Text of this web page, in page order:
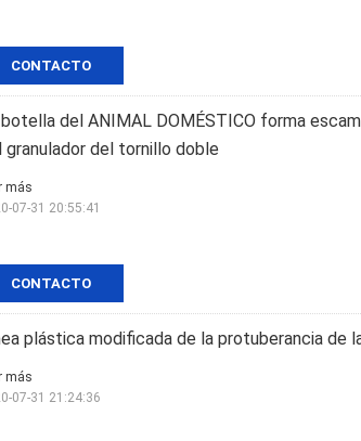
CONTACTO
botella del ANIMAL DOMÉSTICO forma
granulador del tornillo doble
CONTACTO
más
07-31 20:55:41
plástica modificada de la protuberancia de
más
07-31 21:24:36